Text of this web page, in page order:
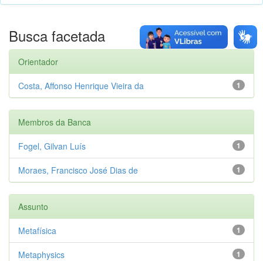
Busca facetada
Orientador
1
Costa, Affonso Henrique Vieira da
Membros da Banca
1
Fogel, Gilvan Luís
1
Moraes, Francisco José Dias de
Assunto
1
Metafísica
1
Metaphysics